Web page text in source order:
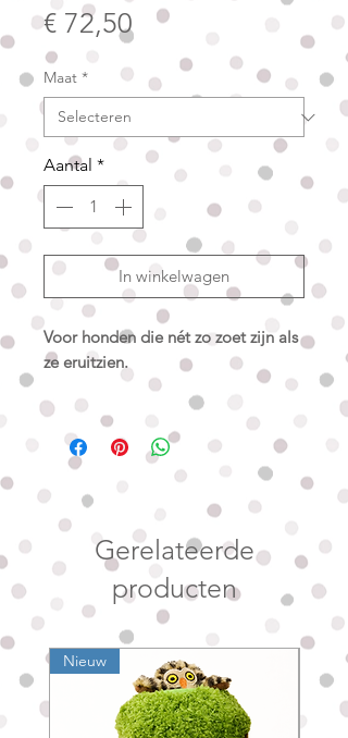
€ 72,50 Prijs
Maat *
Aantal *
In winkelwagen
Voor honden die nét zo zoet zijn als
ze eruitzien.
De Cookie Crumble Cozy is
gemaakt van premium softshell die
wind en regen moeiteloos op
afstand houdt, met een zachte
okergele fleecevoering die je hond
heerlijk warm en comfortabel
houdt.
Het model loopt tot over de
staartaanzet en heeft standaard een
opening voor een halsband. Draagt
jouw hond een harnas? Geen
probleem. Het harnas kan gewoon
Gerelateerde
producten
Nieuw Nieuw